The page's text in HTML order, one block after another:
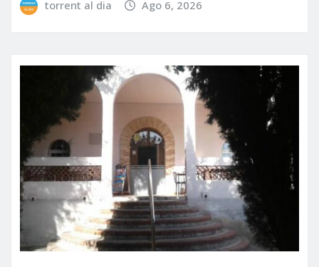
torrent al dia Ago 6, 2026